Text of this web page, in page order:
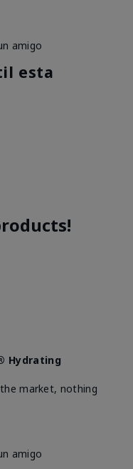
amigo
esta
Hydrating
market, nothing
amigo